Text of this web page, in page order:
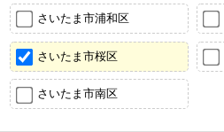
さいたま市浦和区
さいたま市桜区
さいたま市南区